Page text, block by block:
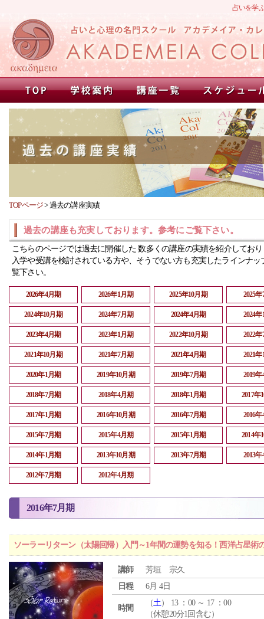
占いを学
TOPページ>過去の講座実績
過去の講座も充実しております。参考にご覧下さい。
こちらのページでは過去に開催した 数多くの講座の実績を紹介してお
入学や受講を検討されている方や、そうでない方も充実したラインナッ
覧下さい。
2026年4月期 2026年1月期 2025年10月期 2025
2024年10月期 2024年7月期 2024年4月期 2024
2023年4月期 2023年1月期 2022年10月期 2022
2021年10月期 2021年7月期 2021年4月期 2021
2020年1月期 2019年10月期 2019年7月期 2019
2018年7月期 2018年4月期 2018年1月期 2017年
2017年1月期 2016年10月期 2016年7月期 2016
2015年7月期 2015年4月期 2015年1月期 2014年
2014年1月期 2013年10月期 2013年7月期 2013
2012年7月期 2012年4月期
2016年7月期
ソーラーリターン（太陽回帰）入門～1年間の運勢を知る！西洋占星術
講師
芳垣 宗久
日程
6月 4日
時間
（土） 13 ：00 ～ 17 ：00
（休憩20分1回含む）